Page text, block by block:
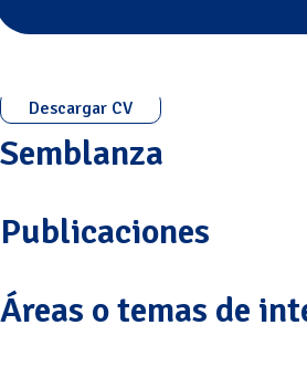
Descargar CV
Semblanza
Publicaciones
Áreas o temas de